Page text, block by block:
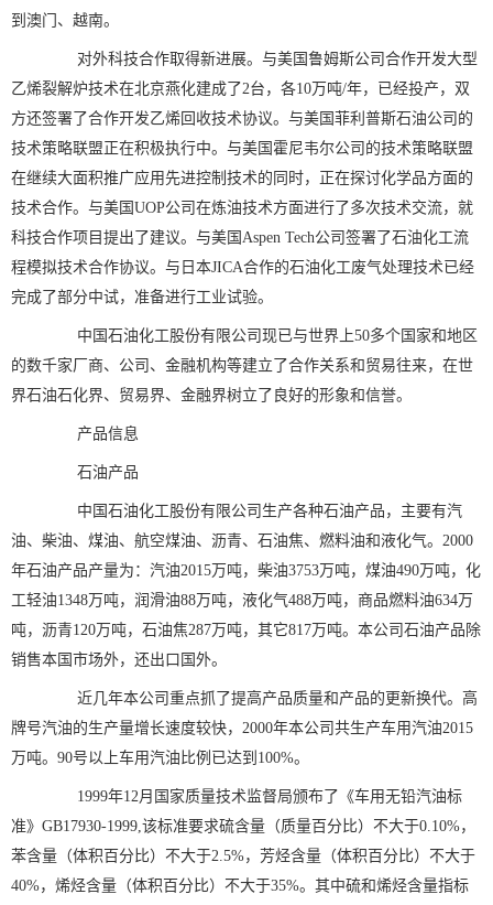
到澳门、越南。
对外科技合作取得新进展。与美国鲁姆斯公司合作开发大型
乙烯裂解炉技术在北京燕化建成了2台，各10万吨/年，已经投产，双
方还签署了合作开发乙烯回收技术协议。与美国菲利普斯石油公司的
技术策略联盟正在积极执行中。与美国霍尼韦尔公司的技术策略联盟
在继续大面积推广应用先进控制技术的同时，正在探讨化学品方面的
技术合作。与美国UOP公司在炼油技术方面进行了多次技术交流，就
科技合作项目提出了建议。与美国Aspen Tech公司签署了石油化工流
程模拟技术合作协议。与日本JICA合作的石油化工废气处理技术已经
完成了部分中试，准备进行工业试验。
中国石油化工股份有限公司现已与世界上50多个国家和地区
的数千家厂商、公司、金融机构等建立了合作关系和贸易往来，在世
界石油石化界、贸易界、金融界树立了良好的形象和信誉。
产品信息
石油产品
中国石油化工股份有限公司生产各种石油产品，主要有汽
油、柴油、煤油、航空煤油、沥青、石油焦、燃料油和液化气。2000
年石油产品产量为：汽油2015万吨，柴油3753万吨，煤油490万吨，化
工轻油1348万吨，润滑油88万吨，液化气488万吨，商品燃料油634万
吨，沥青120万吨，石油焦287万吨，其它817万吨。本公司石油产品除
销售本国市场外，还出口国外。
近几年本公司重点抓了提高产品质量和产品的更新换代。高
牌号汽油的生产量增长速度较快，2000年本公司共生产车用汽油2015
万吨。90号以上车用汽油比例已达到100%。
1999年12月国家质量技术监督局颁布了《车用无铅汽油标
准》GB17930-1999,该标准要求硫含量（质量百分比）不大于0.10%，
苯含量（体积百分比）不大于2.5%，芳烃含量（体积百分比）不大于
40%，烯烃含量（体积百分比）不大于35%。其中硫和烯烃含量指标